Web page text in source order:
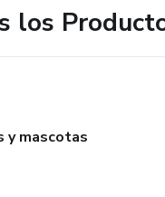
los
y mascotas